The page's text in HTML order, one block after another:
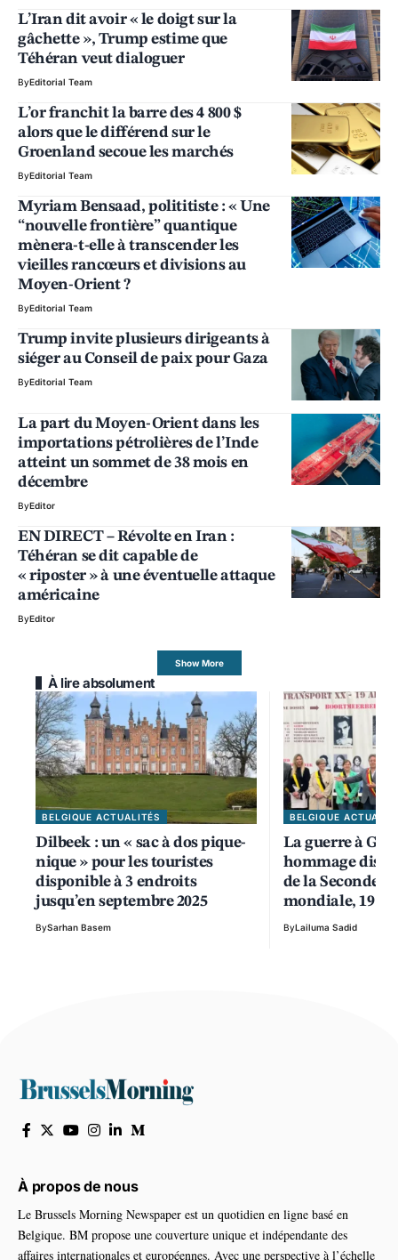
L’Iran dit avoir « le doigt sur la
gâchette », Trump estime que
Téhéran veut dialoguer
ByEditorial Team
L’or franchit la barre des 4 800 $
alors que le différend sur le
Groenland secoue les marchés
ByEditorial Team
Myriam Bensaad, polititiste : « Une
“nouvelle frontière” quantique
mènera-t-elle à transcender les
vieilles rancœurs et divisions au
Moyen-Orient ?
ByEditorial Team
Trump invite plusieurs dirigeants à
siéger au Conseil de paix pour Gaza
ByEditorial Team
La part du Moyen-Orient dans les
importations pétrolières de l’Inde
atteint un sommet de 38 mois en
décembre
ByEditor
EN DIRECT – Révolte en Iran :
Téhéran se dit capable de
« riposter » à une éventuelle attaque
américaine
ByEditor
Show More
À lire absolument
BELGIQUE ACTUALITÉS
Dilbeek : un « sac à dos pique-
nique » pour les touristes
disponible à 3 endroits
jusqu’en septembre 2025
BySarhan Basem
BELGIQUE
La guerre à
hommage
de la Seconde
mondiale, 19
ByLailuma Sadid
À propos de nous
Le Brussels Morning Newspaper est un quotidien en ligne basé en
Belgique. BM propose une couverture unique et indépendante des
affaires internationales et européennes. Avec une perspective à l’échelle